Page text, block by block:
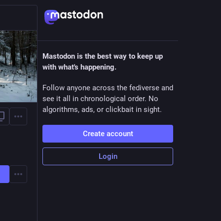
Mastodon is the best way to keep up
with what's happening.
Follow anyone across the fediverse and
see it all in chronological order. No
algorithms, ads, or clickbait in sight.
Create account
Login